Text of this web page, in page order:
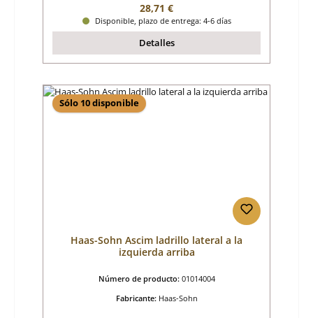
Precio normal:
28,71 €
Disponible, plazo de entrega: 4-6 días
Detalles
Sólo 10 disponible
Haas-Sohn Ascim ladrillo lateral a la
izquierda arriba
Número de producto: 01014004
Fabricante: Haas-Sohn